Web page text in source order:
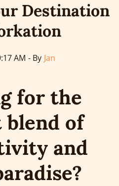
Destination
AM - By Jan
for the
of
and